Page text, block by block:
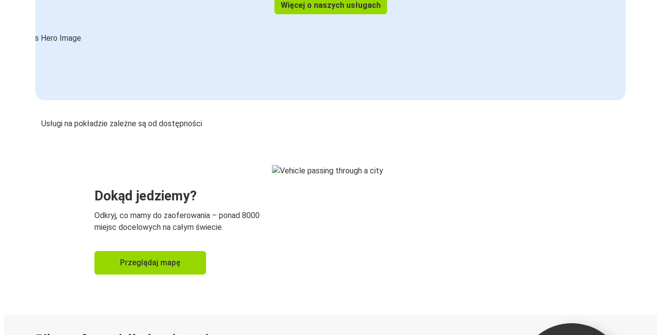
Więcej o naszych usługach
Usługi na pokładzie zależne są od dostępności
Dokąd jedziemy?
Odkryj, co mamy do zaoferowania – ponad 8000
miejsc docelowych na całym świecie.
Przeglądaj mapę